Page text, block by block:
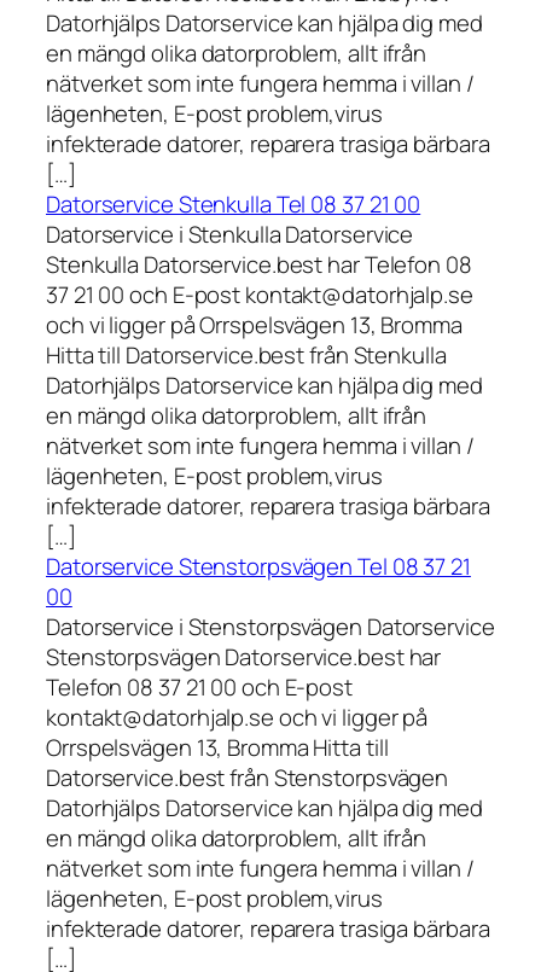
Datorhjälps Datorservice kan hjälpa dig med
en mängd olika datorproblem, allt ifrån
nätverket som inte fungera hemma i villan /
lägenheten, E-post problem,virus
infekterade datorer, reparera trasiga bärbara
[…]
Datorservice Stenkulla Tel 08 37 21 00
Datorservice i Stenkulla Datorservice
Stenkulla Datorservice.best har Telefon 08
37 21 00 och E-post kontakt@datorhjalp.se
och vi ligger på Orrspelsvägen 13, Bromma
Hitta till Datorservice.best från Stenkulla
Datorhjälps Datorservice kan hjälpa dig med
en mängd olika datorproblem, allt ifrån
nätverket som inte fungera hemma i villan /
lägenheten, E-post problem,virus
infekterade datorer, reparera trasiga bärbara
[…]
Datorservice Stenstorpsvägen Tel 08 37 21
00
Datorservice i Stenstorpsvägen Datorservice
Stenstorpsvägen Datorservice.best har
Telefon 08 37 21 00 och E-post
kontakt@datorhjalp.se och vi ligger på
Orrspelsvägen 13, Bromma Hitta till
Datorservice.best från Stenstorpsvägen
Datorhjälps Datorservice kan hjälpa dig med
en mängd olika datorproblem, allt ifrån
nätverket som inte fungera hemma i villan /
lägenheten, E-post problem,virus
infekterade datorer, reparera trasiga bärbara
[…]